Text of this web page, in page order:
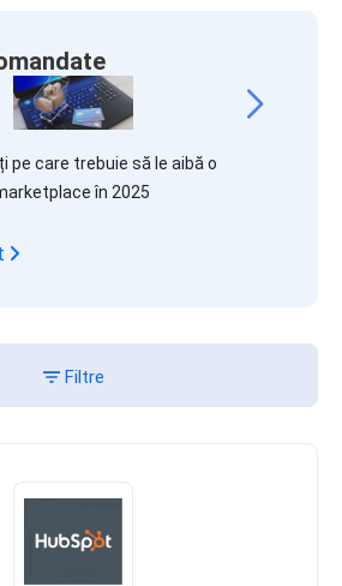
pe care trebuie să le aibă o
în 2025
Filtre